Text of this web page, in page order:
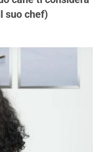
suo chef)